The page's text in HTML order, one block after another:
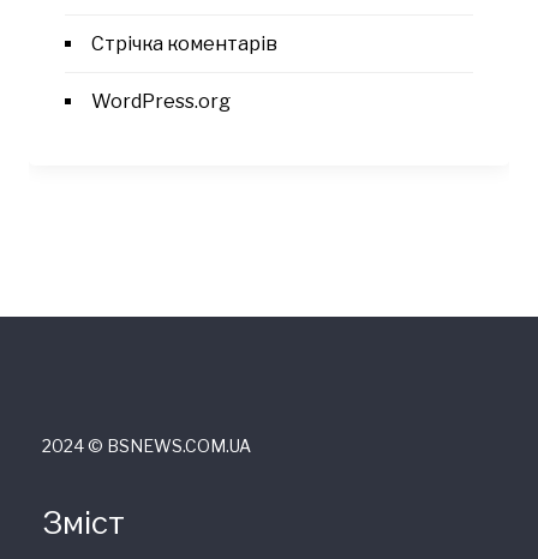
Стрічка коментарів
WordPress.org
2024 © ВSNEWS.COM.UA
Зміст